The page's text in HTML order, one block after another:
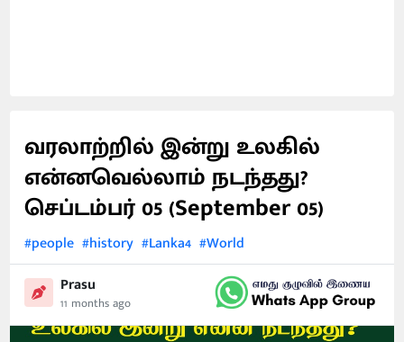
வரலாற்றில் இன்று உலகில்
என்னவெல்லாம் நடந்தது?
செப்டம்பர் 05 (September 05)
#people #history #Lanka4 #World
Prasu
11 months ago